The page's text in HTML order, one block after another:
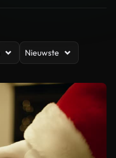
Nieuwste